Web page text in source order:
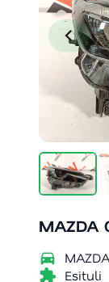
chevron_left
MAZDA
directions_car MAZDA
extension Esituli